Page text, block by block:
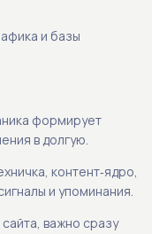
и базы
формирует
в долгую.
контент‑ядро,
и упоминания.
важно сразу